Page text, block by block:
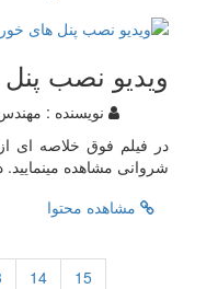
ویدیو نصب
نویسنده :
در فیلم فوق خلاصه ای
شروانی مشاهده مینمایید.
مشاهده محتوا
14
15